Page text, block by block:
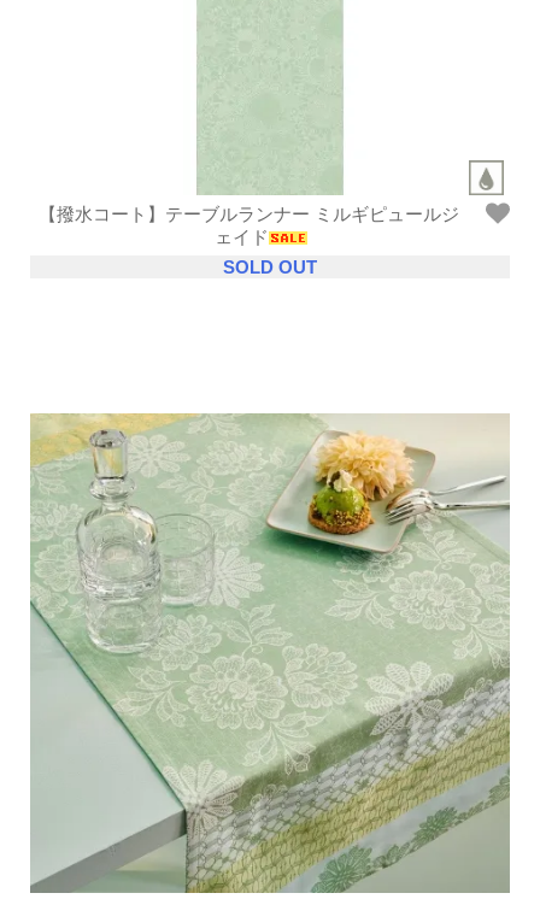
【撥水コート】テーブルランナー ミルギピュールジ
ェイド
SOLD OUT